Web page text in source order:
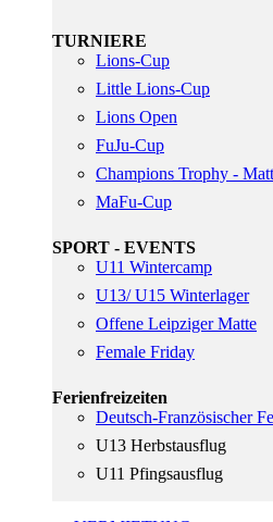
TURNIERE
Lions-Cup
Little Lions-Cup
Lions Open
FuJu-Cup
Champions Trophy -
MaFu-Cup
SPORT - EVENTS
U11 Wintercamp
U13/ U15 Winterlager
Offene Leipziger Matte
Female Friday
Ferienfreizeiten
Deutsch-Französischer
U13 Herbstausflug
U11 Pfingsausflug